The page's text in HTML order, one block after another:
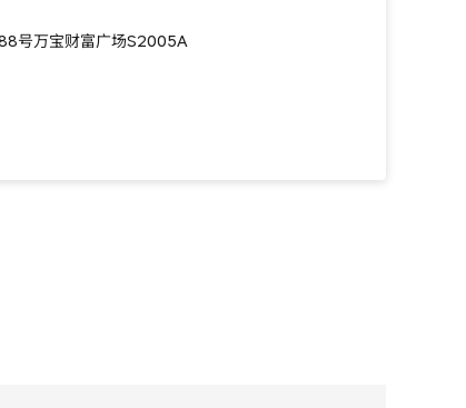
号万宝财富广场S2005A